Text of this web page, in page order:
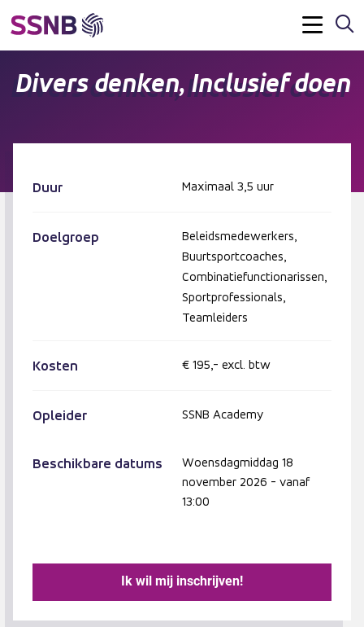
Divers denken, Inclusief doen
Duur Maximaal 3,5 uur
Doelgroep
Beleidsmedewerkers,
Buurtsportcoaches,
Combinatiefunctionarissen,
Sportprofessionals,
Teamleiders
Kosten € 195,- excl. btw
Opleider SSNB Academy
Beschikbare datums
Woensdagmiddag 18
november 2026 - vanaf
13:00
Ik wil mij inschrijven!